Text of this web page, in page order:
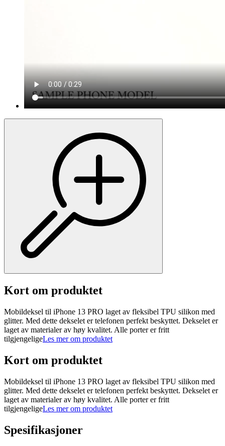
Kort om produktet
Mobildeksel til iPhone 13 PRO laget av fleksibel TPU silikon med
glitter. Med dette dekselet er telefonen perfekt beskyttet. Dekselet er
laget av materialer av høy kvalitet. Alle porter er fritt
tilgjengeligeLes mer om produktet
Kort om produktet
Mobildeksel til iPhone 13 PRO laget av fleksibel TPU silikon med
glitter. Med dette dekselet er telefonen perfekt beskyttet. Dekselet er
laget av materialer av høy kvalitet. Alle porter er fritt
tilgjengeligeLes mer om produktet
Spesifikasjoner